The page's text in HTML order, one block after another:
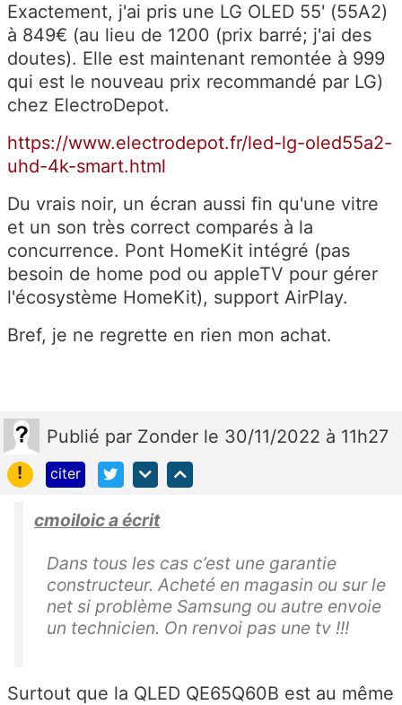
Exactement, j'ai pris une LG OLED 55' (55A2)
à 849€ (au lieu de 1200 (prix barré; j'ai des
doutes). Elle est maintenant remontée à 999
qui est le nouveau prix recommandé par LG)
chez ElectroDepot.
https://www.electrodepot.fr/led-lg-oled55a2-
uhd-4k-smart.html
Du vrais noir, un écran aussi fin qu'une vitre
et un son très correct comparés à la
concurrence. Pont HomeKit intégré (pas
besoin de home pod ou appleTV pour gérer
l'écosystème HomeKit), support AirPlay.
Bref, je ne regrette en rien mon achat.
Publié par Zonder le 30/11/2022 à 11h27
!
citer
cmoiloic a écrit
Dans tous les cas c’est une garantie
constructeur. Acheté en magasin ou sur le
net si problème Samsung ou autre envoie
un technicien. On renvoi pas une tv !!!
Surtout que la QLED QE65Q60B est au même